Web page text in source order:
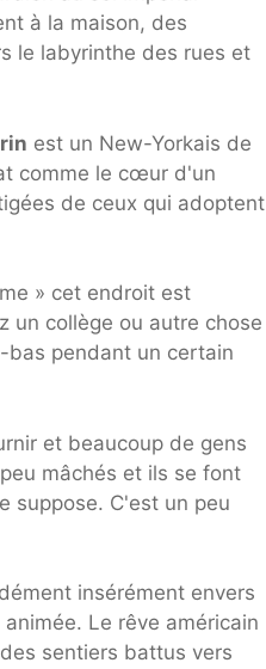
à la maison, des
le labyrinthe des rues et
est un New-Yorkais de
comme le cœur d'un
de ceux qui adoptent
» cet endroit est
un collège ou autre chose
bas pendant un certain
et beaucoup de gens
mâchés et ils se font
suppose. C'est un peu
insérément envers
Le rêve américain
sentiers battus vers